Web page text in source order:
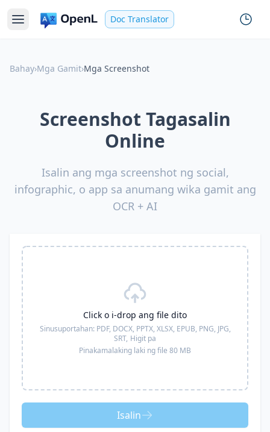
Doc Translator
Bahay›Mga Gamit›Mga Screenshot
Screenshot Tagasalin
Online
Isalin ang mga screenshot ng social,
infographic, o app sa anumang wika gamit ang
OCR + AI
Click o i-drop ang file dito
Sinusuportahan: PDF, DOCX, PPTX, XLSX, EPUB, PNG, JPG,
SRT, Higit pa
Pinakamalaking laki ng file 80 MB
Isalin